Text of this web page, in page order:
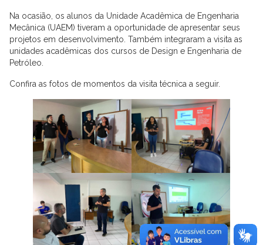
Na ocasião, os alunos da Unidade Acadêmica de Engenharia
Mecânica (UAEM) tiveram a oportunidade de apresentar seus
projetos em desenvolvimento. Também integraram a visita as
unidades acadêmicas dos cursos de Design e Engenharia de
Petróleo.
Confira as fotos de momentos da visita técnica a seguir.